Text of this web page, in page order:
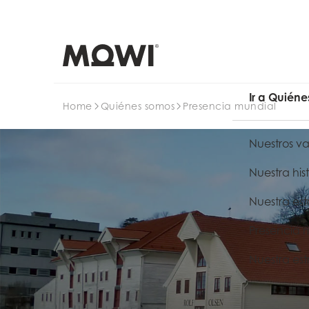
Ir a
Nuestros
Nuestra
Nuestra
Presencia
Nuestra
Home Quiénes somos Presencia mundial